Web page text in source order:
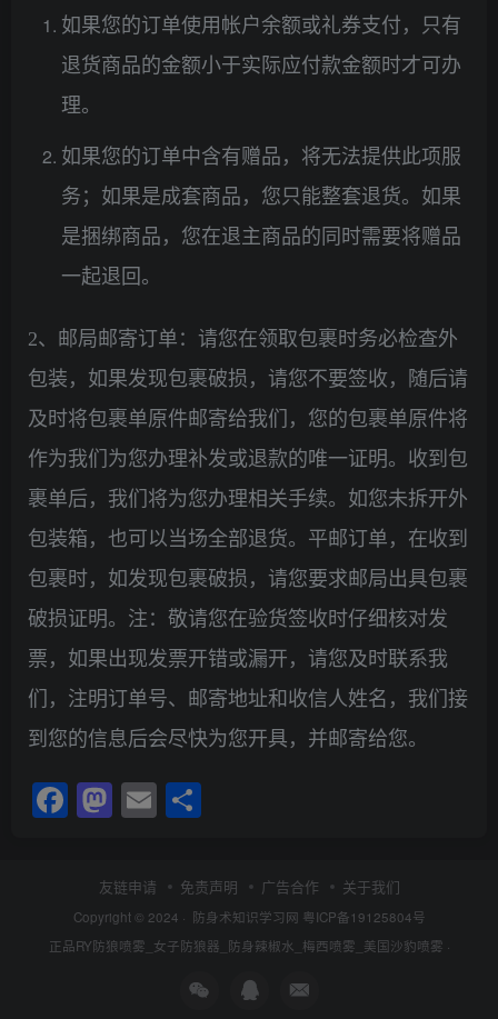
如果您的订单使用帐户余额或礼券支付，只有
退货商品的金额小于实际应付款金额时才可办
理。
如果您的订单中含有赠品，将无法提供此项服
务；如果是成套商品，您只能整套退货。如果
是捆绑商品，您在退主商品的同时需要将赠品
一起退回。
2、邮局邮寄订单：请您在领取包裹时务必检查外
包装，如果发现包裹破损，请您不要签收，随后请
及时将包裹单原件邮寄给我们，您的包裹单原件将
作为我们为您办理补发或退款的唯一证明。收到包
裹单后，我们将为您办理相关手续。如您未拆开外
包装箱，也可以当场全部退货。平邮订单，在收到
包裹时，如发现包裹破损，请您要求邮局出具包裹
破损证明。注：敬请您在验货签收时仔细核对发
票，如果出现发票开错或漏开，请您及时联系我
们，注明订单号、邮寄地址和收信人姓名，我们接
到您的信息后会尽快为您开具，并邮寄给您。
Facebook
Mastodon
Email
友链申请 免责声明 广告合作 关于我们
Copyright © 2024 · 防身术知识学习网 粤ICP备19125804号
正品RY防狼喷雾_女子防狼器_防身辣椒水_梅西喷雾_美国沙豹喷雾 ·